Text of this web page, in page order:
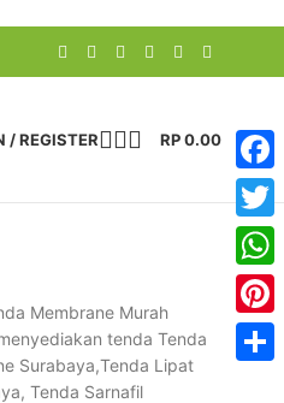
/ REGISTER RP0.00
Membrane Murah
tenda Tenda
Surabaya,Tenda Lipat
Tenda Sarnafil